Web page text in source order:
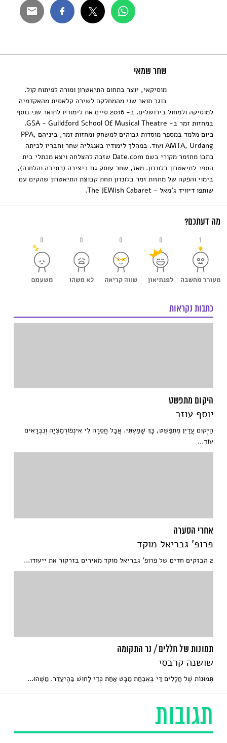
שחר שמאי
מוסיקאי, יוצר בתחום התיאטרון ומורה לפיתוח קול.
בוגר תואר שני מהמחלקה לשירה קלאסית מהאקדמיה
למוסיקה ולמחול בירושלים. ב- 2016 סיים את לימודיו לתואר שני נוסף
במחזות זמר ב- GSA - Guildford School Of Musical Theatre.
כיום מלמד במספר מוסדות גבוהים למשחק ומחזות זמר, ביניהם PPA,
AMTA, Urdang ועוד. במהלך לימודיו באנגליה שחר וחבריו לכיתה
כתבו מחזמר מקורי בשם Date.com שזכה להצלחה ויצא מכתלי בית
הספר לתיאטרון בלונדון. מאז, שחר עוסק גם ביצירה (כתיבה והלחנה),
בימוי והפקה של מחזות זמר בלונדון תחת קבוצת התיאטרון שהקים עם
שותפו דיוויד ג'מאל - The JEWish Cabaret.
מה דעתכם?
0 0 0 0 1
תגובות
כתבות נקראות
היקום מתפשט
יוסף עוזר
הַיְּקוּם עֲדַיִן מִתְפַּשֵּׁט, כָּךְ שָׁמַעְתִּי. אֲבָל חֲסֵרָה לִי אִינְפוֹרְמַצְיָה וְנִבְרָאִים
עוֹד...
אחרי הסערה
פרופ' גבריאל מוקד
2 הבזקים חדים של פרופ' גבריאל מוקד מאירים בזרקור את ייעודו...
תמונות של חללים / נר התקומה
שושנה קרבסי
תְּמוּנוֹת שֶׁל חֲלָלִים דַּי בְּאִבְחַת מַבָּט אַחַת כְּדֵי לָחוּשׁ בַּהֶיעַדֵר. מַשֶּׁהוּ...